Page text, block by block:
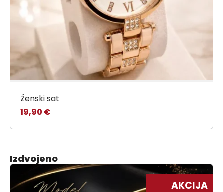
Ženski sat
19,90 €
Izdvojeno
AKCIJA